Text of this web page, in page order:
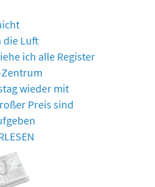
die Luft
ich alle Register
wieder mit
Preis sind